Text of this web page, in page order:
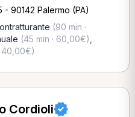
- 90142 Palermo (PA)
(90 min ·
(45 min · 60,00€)
40,00€)
Cordioli